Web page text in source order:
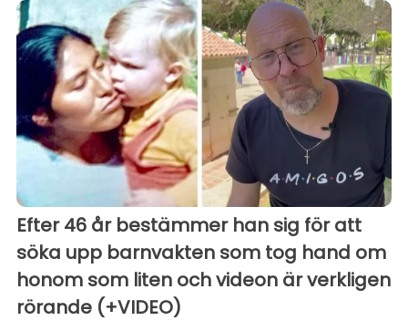
Efter 46 år bestämmer han sig för att
söka upp barnvakten som tog hand om
honom som liten och videon är verkligen
rörande (+VIDEO)